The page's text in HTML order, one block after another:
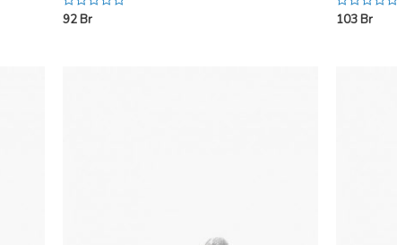
Rated
0
92Br
Rated
0
103Br